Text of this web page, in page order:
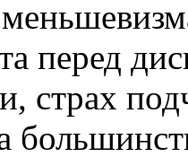
перед
страх